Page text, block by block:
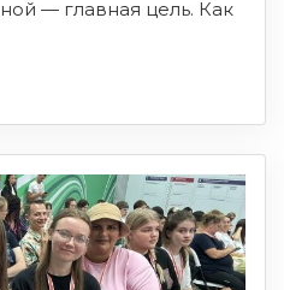
— главная цель. Как